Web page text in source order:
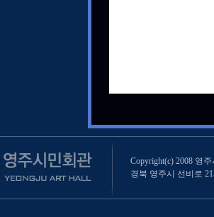
Copyright(c) 2008 영
경북 영주시 선비로